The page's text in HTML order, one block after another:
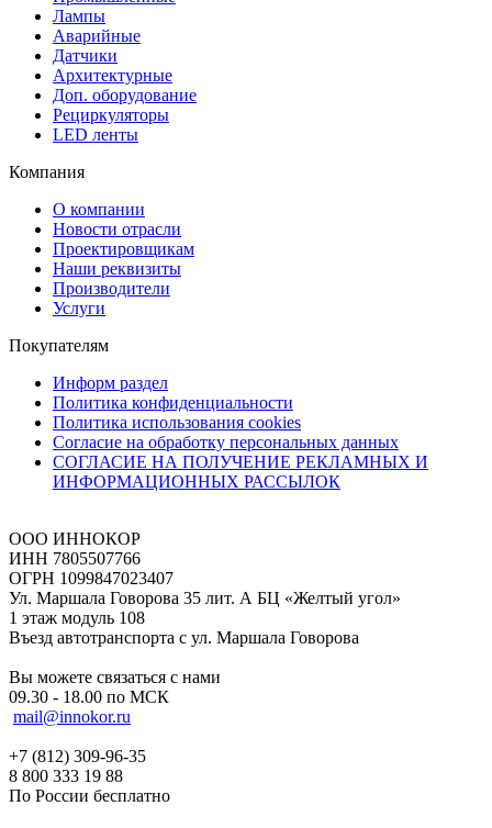
Лампы
Аварийные
Датчики
Архитектурные
Доп. оборудование
Рециркуляторы
LED ленты
Компания
О компании
Новости отрасли
Проектировщикам
Наши реквизиты
Производители
Услуги
Покупателям
Информ раздел
Политика конфиденциальности
Политика использования cookies
Согласие на обработку персональных данных
СОГЛАСИЕ НА ПОЛУЧЕНИЕ РЕКЛАМНЫХ И
ИНФОРМАЦИОННЫХ РАССЫЛОК
ООО ИННОКОР
ИНН 7805507766
ОГРН 1099847023407
Ул. Маршала Говорова 35 лит. А БЦ «Желтый угол»
1 этаж модуль 108
Въезд автотранспорта с ул. Маршала Говорова
Вы можете связаться с нами
09.30 - 18.00 по МСК
mail@innokor.ru
+7 (812) 309-96-35
8 800 333 19 88
По России бесплатно